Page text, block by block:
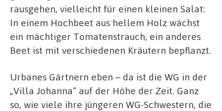
rausgehen, vielleicht für einen kleinen Salat:
In einem Hochbeet aus hellem Holz wächst
ein mächtiger Tomatenstrauch, ein anderes
Beet ist mit verschiedenen Kräutern bepflanzt.
Urbanes Gärtnern eben – da ist die WG in der
„Villa Johanna“ auf der Höhe der Zeit. Ganz
so, wie viele ihre jüngeren WG-Schwestern, die